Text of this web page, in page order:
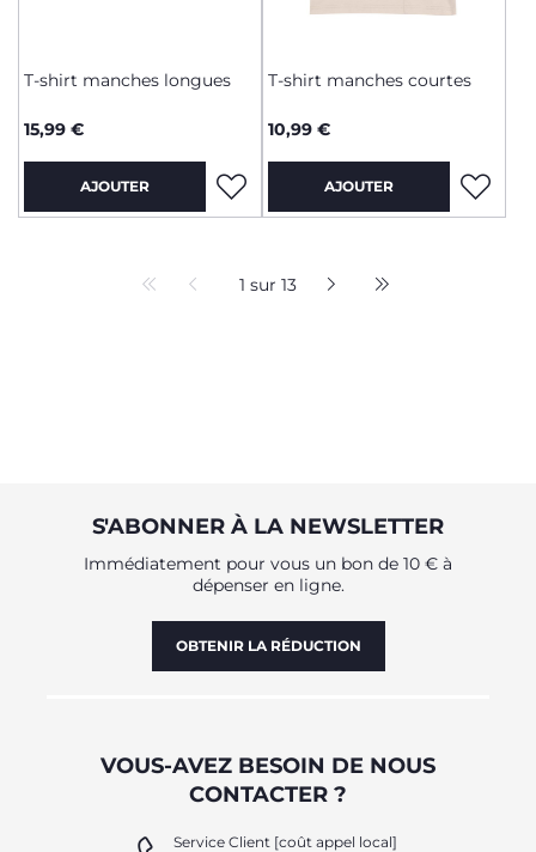
T-shirt manches longues
15,99 €
AJOUTER
T-shirt manches courtes
10,99 €
AJOUTER
1 sur 13
S'ABONNER À LA NEWSLETTER
Immédiatement pour vous un bon de 10 € à
dépenser en ligne.
OBTENIR LA RÉDUCTION
VOUS-AVEZ BESOIN DE NOUS
CONTACTER ?
Service Client [coût appel local]